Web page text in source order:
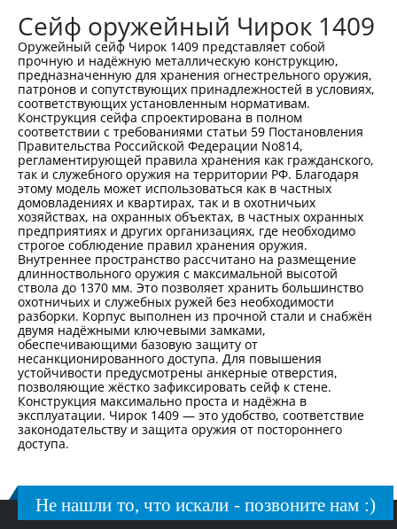
Сейф оружейный Чирок 1409
Оружейный сейф Чирок 1409 представляет собой
прочную и надёжную металлическую конструкцию,
предназначенную для хранения огнестрельного оружия,
патронов и сопутствующих принадлежностей в условиях,
соответствующих установленным нормативам.
Конструкция сейфа спроектирована в полном
соответствии с требованиями статьи 59 Постановления
Правительства Российской Федерации No814,
регламентирующей правила хранения как гражданского,
так и служебного оружия на территории РФ. Благодаря
этому модель может использоваться как в частных
домовладениях и квартирах, так и в охотничьих
хозяйствах, на охранных объектах, в частных охранных
предприятиях и других организациях, где необходимо
строгое соблюдение правил хранения оружия.
Внутреннее пространство рассчитано на размещение
длинноствольного оружия с максимальной высотой
ствола до 1370 мм. Это позволяет хранить большинство
охотничьих и служебных ружей без необходимости
разборки. Корпус выполнен из прочной стали и снабжён
двумя надёжными ключевыми замками,
обеспечивающими базовую защиту от
несанкционированного доступа. Для повышения
устойчивости предусмотрены анкерные отверстия,
позволяющие жёстко зафиксировать сейф к стене.
Конструкция максимально проста и надёжна в
эксплуатации. Чирок 1409 — это удобство, соответствие
законодательству и защита оружия от постороннего
доступа.
Не нашли то, что искали - позвоните нам :)